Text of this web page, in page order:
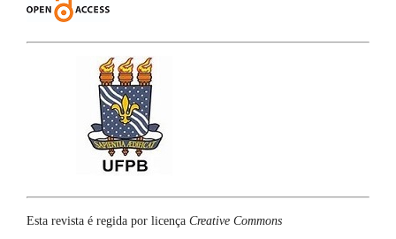
Esta revista é regida por licença Creative Commons